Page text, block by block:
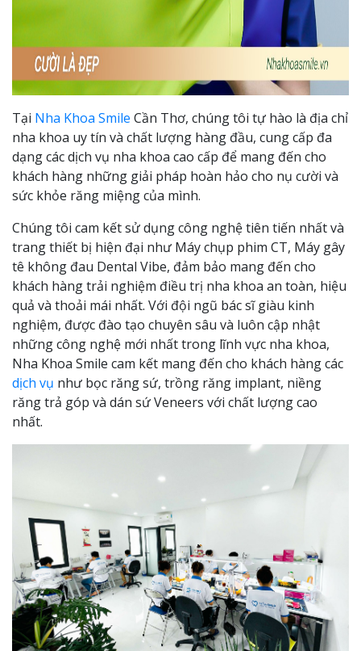
Tại Nha Khoa Smile Cần Thơ, chúng tôi tự hào là địa chỉ
nha khoa uy tín và chất lượng hàng đầu, cung cấp đa
dạng các dịch vụ nha khoa cao cấp để mang đến cho
khách hàng những giải pháp hoàn hảo cho nụ cười và
sức khỏe răng miệng của mình.
Chúng tôi cam kết sử dụng công nghệ tiên tiến nhất và
trang thiết bị hiện đại như Máy chụp phim CT, Máy gây
tê không đau Dental Vibe, đảm bảo mang đến cho
khách hàng trải nghiệm điều trị nha khoa an toàn, hiệu
quả và thoải mái nhất. Với đội ngũ bác sĩ giàu kinh
nghiệm, được đào tạo chuyên sâu và luôn cập nhật
những công nghệ mới nhất trong lĩnh vực nha khoa,
Nha Khoa Smile cam kết mang đến cho khách hàng các
dịch vụ như bọc răng sứ, trồng răng implant, niềng
răng trả góp và dán sứ Veneers với chất lượng cao
nhất.